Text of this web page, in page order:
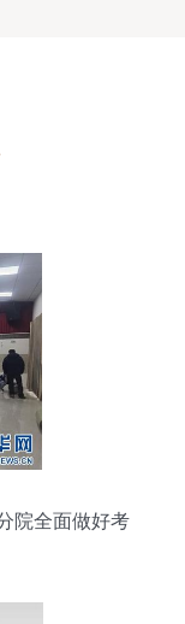
院全面做好考